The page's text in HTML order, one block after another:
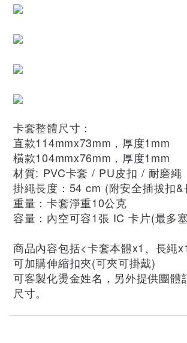
卡套整體尺寸：
直款114mmx73mm，厚度1mm
橫款104mmx76mm，厚度1mm
材質: PVC卡套 / PU皮扣 / 耐磨繩
掛繩長度：54 cm (附安全插拔扣&
重量：卡套淨重10公克
容量：內空可容1張 IC 卡片(最多
商品內容包括<卡套本體x1、長繩
可加購伸縮扣夾(可夾可掛戴)
可客製化燙金姓名，另外提供團體
尺寸。